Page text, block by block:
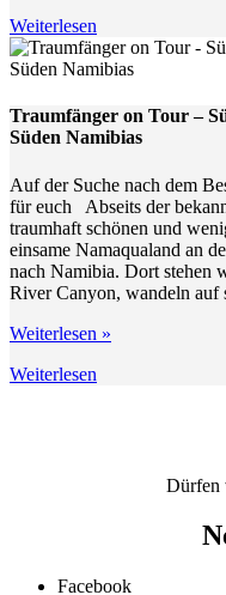
Tour
in
Costa
Weiterlesen
Traumfänger on Tour –
Süden Namibias
Auf der Suche nach dem
für euch Abseits der
traumhaft schönen und
einsame Namaqualand an
nach Namibia. Dort stehen
River Canyon, wandeln
Weiterlesen „Traumfänger
Tour
»
Weiterlesen
Dürfen
Facebook